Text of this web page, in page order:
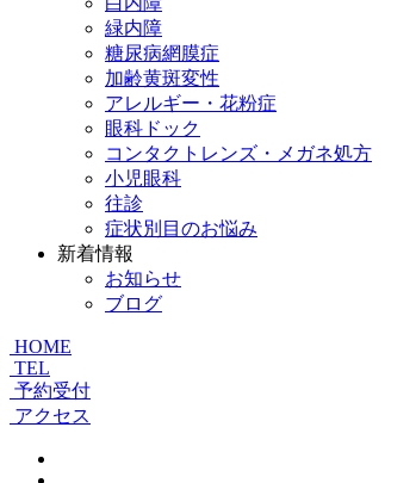
緑内障
糖尿病網膜症
加齢黄斑変性
アレルギー・花粉症
眼科ドック
コンタクトレンズ・メガネ処方
小児眼科
往診
症状別目のお悩み
新着情報
お知らせ
ブログ
HOME
TEL
予約受付
アクセス